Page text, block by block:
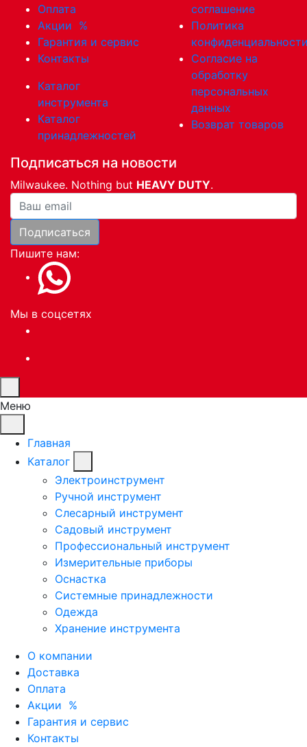
Оплата
Акции %
Гарантия и сервис
Контакты
Каталог
инструмента
Каталог
принадлежностей
соглашение
Политика
Согласие на
обработку
персональных
данных
Возврат товаров
Подписаться на новости
Milwaukee. Nothing but HEAVY DUTY.
Ваша почта
Подписаться
Пишите нам:
Мы в соцсетях
Меню
Главная
Каталог
Электроинструмент
Ручной инструмент
Слесарный инструмент
Садовый инструмент
Профессиональный инструмент
Измерительные приборы
Оснастка
Системные принадлежности
Одежда
Хранение инструмента
О компании
Доставка
Оплата
Акции %
Гарантия и сервис
Контакты